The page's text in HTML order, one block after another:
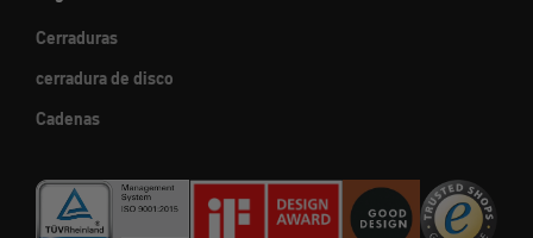
Cerraduras
cerradura de disco
Cadenas